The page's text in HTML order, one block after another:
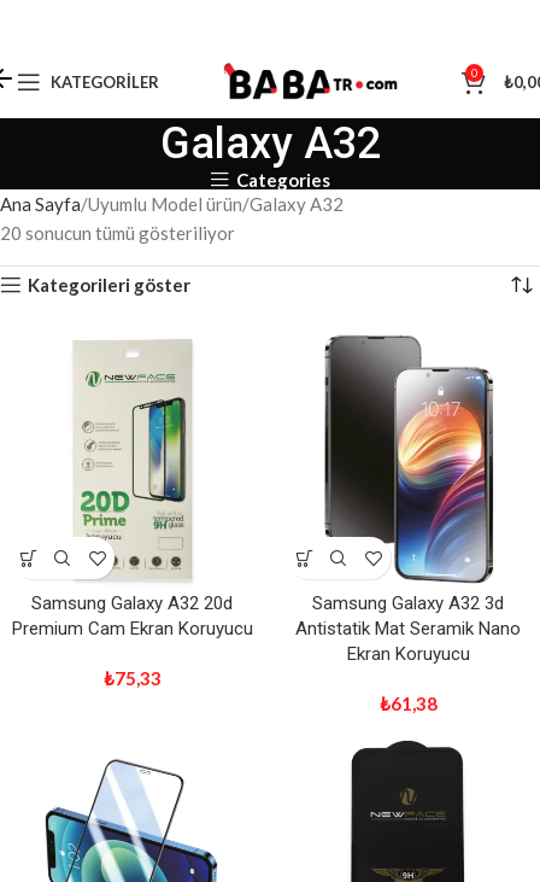
KATEGORILER 0 ₺
Galaxy A32
Categories
Ana Sayfa Uyumlu Model ürün Galaxy A32
20 sonucun tümü gösteriliyor
Kategorileri göster
Samsung Galaxy A32 20d
Premium Cam Ekran Koruyucu
₺75,33
Samsung Galaxy A32 3d
Antistatik Mat Seramik Nano
Ekran Koruyucu
₺61,38